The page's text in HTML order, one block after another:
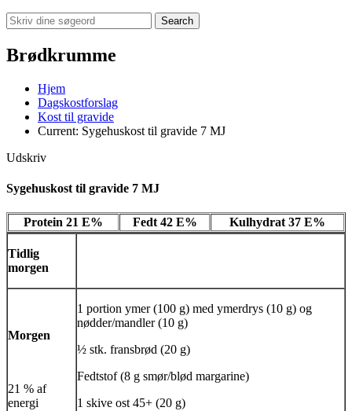
Search
Brødkrumme
Hjem
Dagskostforslag
Kost til gravide
Current: Sygehuskost til gravide 7 MJ
Udskriv
Sygehuskost til gravide 7 MJ
Protein 21 E% Fedt 42 E% Kulhydrat 37 E%
Tidlig
morgen
Morgen
21 % af
energi
1 portion ymer (100 g) med ymerdrys (10 g) og
nødder/mandler (10 g)
½ stk. fransbrød (20 g)
Fedtstof (8 g smør/blød margarine)
1 skive ost 45+ (20 g)